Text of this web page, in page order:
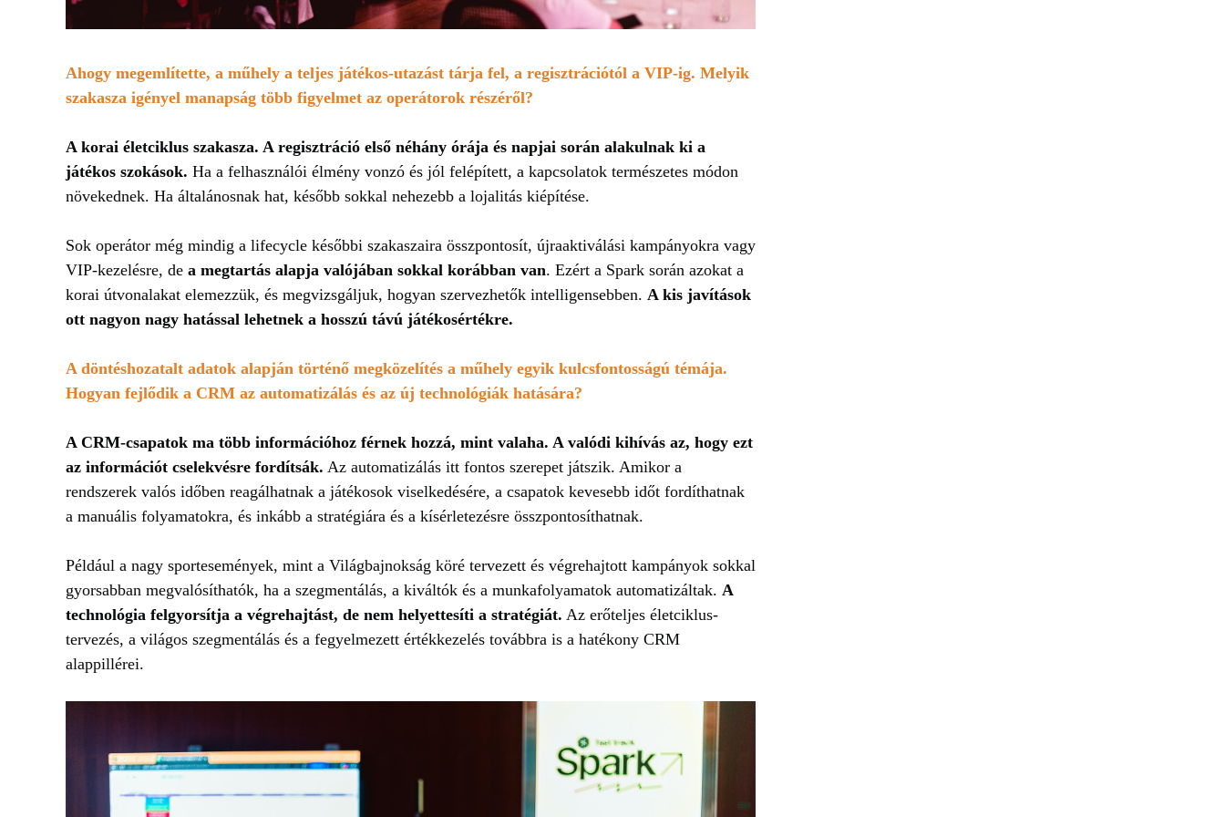
Ahogy megemlítette, a műhely a teljes játékos-utazást tárja fel, a regisztrációtól a VIP-ig. Melyik
szakasza igényel manapság több figyelmet az operátorok részéről?
A korai életciklus szakasza. A regisztráció első néhány órája és napjai során alakulnak ki a
játékos szokások. Ha a felhasználói élmény vonzó és jól felépített, a kapcsolatok természetes módon
növekednek. Ha általánosnak hat, később sokkal nehezebb a lojalitás kiépítése.
Sok operátor még mindig a lifecycle későbbi szakaszaira összpontosít, újraaktiválási kampányokra vagy
VIP-kezelésre, de a megtartás alapja valójában sokkal korábban van. Ezért a Spark során azokat a
korai útvonalakat elemezzük, és megvizsgáljuk, hogyan szervezhetők intelligensebben. A kis javítások
ott nagyon nagy hatással lehetnek a hosszú távú játékosértékre.
A döntéshozatalt adatok alapján történő megközelítés a műhely egyik kulcsfontosságú témája.
Hogyan fejlődik a CRM az automatizálás és az új technológiák hatására?
A CRM-csapatok ma több információhoz férnek hozzá, mint valaha. A valódi kihívás az, hogy ezt
az információt cselekvésre fordítsák. Az automatizálás itt fontos szerepet játszik. Amikor a
rendszerek valós időben reagálhatnak a játékosok viselkedésére, a csapatok kevesebb időt fordíthatnak
a manuális folyamatokra, és inkább a stratégiára és a kísérletezésre összpontosíthatnak.
Például a nagy sportesemények, mint a Világbajnokság köré tervezett és végrehajtott kampányok sokkal
gyorsabban megvalósíthatók, ha a szegmentálás, a kiváltók és a munkafolyamatok automatizáltak. A
technológia felgyorsítja a végrehajtást, de nem helyettesíti a stratégiát. Az erőteljes életciklus-
tervezés, a világos szegmentálás és a fegyelmezett értékkezelés továbbra is a hatékony CRM
alappillérei.